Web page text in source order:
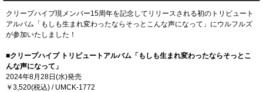
クリープハイプ現メンバー15周年を記念してリリースされる初のトリビュート
アルバム「もしも生まれ変わったならそっとこんな声になって」にウルフルズ
が参加いたしました！
■クリープハイプ トリビュートアルバム「もしも生まれ変わったならそっとこ
んな声になって」
2024年8月28日(水)発売
￥3,520(税込) / UMCK-1772